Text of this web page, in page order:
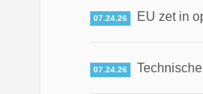
07.24.26 EU zet in
07.24.26